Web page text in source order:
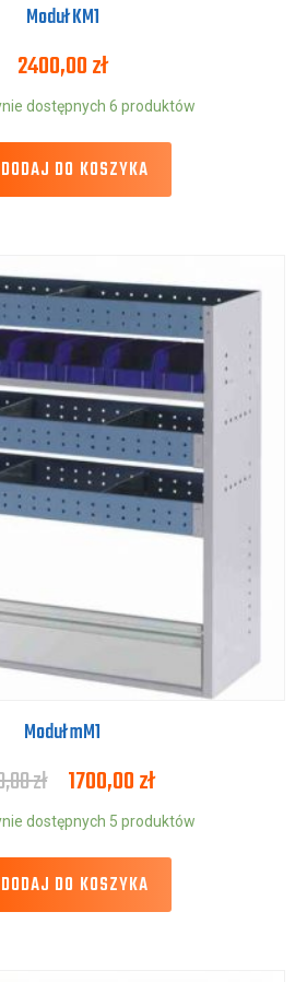
Moduł KM1
2400,00zł
dostępnych 6 produktów
DODAJ DO KOSZYKA
Moduł mM1
zł 1700,00zł
dostępnych 5 produktów
DODAJ DO KOSZYKA